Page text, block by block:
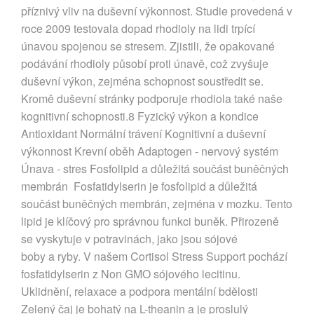
příznivý vliv na duševní výkonnost. Studie provedená v
roce 2009 testovala dopad rhodioly na lidi trpící
únavou spojenou se stresem. Zjistili, že opakované
podávání rhodioly působí proti únavě, což zvyšuje
duševní výkon, zejména schopnost soustředit se.
Kromě duševní stránky podporuje rhodiola také naše
kognitivní schopnosti.8 Fyzický výkon a kondice
Antioxidant Normální trávení Kognitivní a duševní
výkonnost Krevní oběh Adaptogen - nervový systém
Únava - stres Fosfolipid a důležitá součást buněčných
membrán Fosfatidylserin je fosfolipid a důležitá
součást buněčných membrán, zejména v mozku. Tento
lipid je klíčový pro správnou funkci buněk. Přirozeně
se vyskytuje v potravinách, jako jsou sójové
boby a ryby. V našem Cortisol Stress Support pochází
fosfatidylserin z Non GMO sójového lecitinu.
Uklidnění, relaxace a podpora mentální bdělosti
Zelený čaj je bohatý na L-theanin a je proslulý